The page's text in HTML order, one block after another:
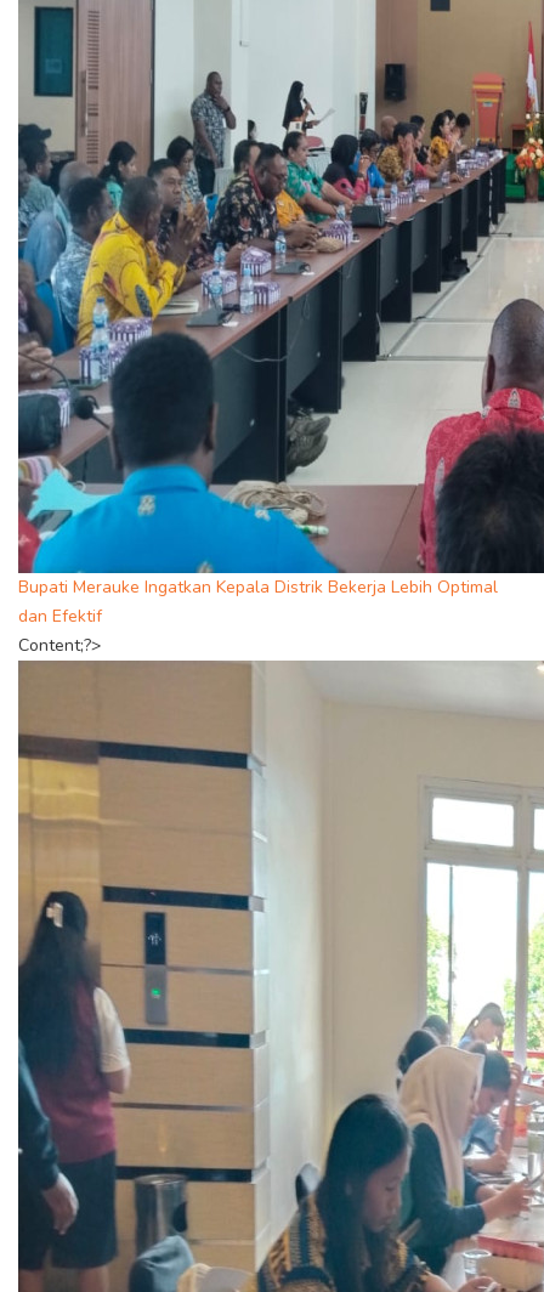
Bupati Merauke Ingatkan Kepala Distrik Bekerja Lebih Optimal
dan Efektif
Content;?>